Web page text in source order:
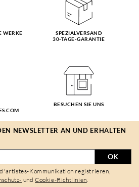
WERKE
SPEZIALVERSAND
30-TAGE-GARANTIE
BESUCHEN SIE UNS
NEWSLETTER AN UND ERHALTEN
OK
Kommunikation registrieren,
undCookie-Richtlinien